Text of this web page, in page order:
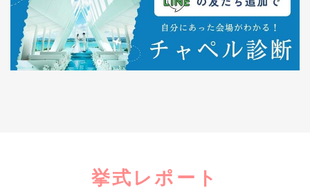
挙式レポート